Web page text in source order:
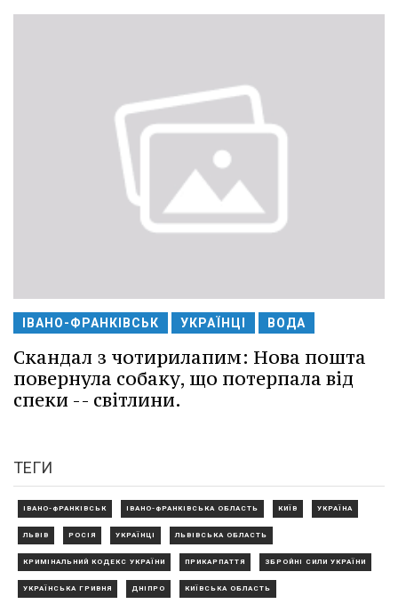
ІВАНО-ФРАНКІВСЬК УКРАЇНЦІ ВОДА
Скандал з чотирилапим: Нова пошта
повернула собаку, що потерпала від
спеки -- світлини.
ТЕГИ
ІВАНО-ФРАНКІВСЬК ІВАНО-ФРАНКІВСЬКА ОБЛАСТЬ КИЇВ УКРАЇНА
ЛЬВІВ РОСІЯ УКРАЇНЦІ ЛЬВІВСЬКА ОБЛАСТЬ
КРИМІНАЛЬНИЙ КОДЕКС УКРАЇНИ ПРИКАРПАТТЯ ЗБРОЙНІ СИЛИ УКРАЇНИ
УКРАЇНСЬКА ГРИВНЯ ДНІПРО КИЇВСЬКА ОБЛАСТЬ